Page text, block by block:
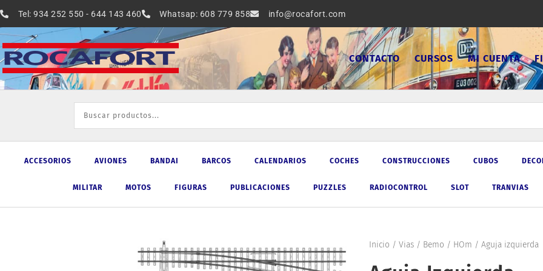
al
contenido
Tel: 934 252 550 - 644 143 460 Whatsap: 608 779 858 info@rocafort.com
CONTACTO CURSOS MI CUENTA
ACCESORIOS AVIONES BANDAI BARCOS CALENDARIOS COCHES CONSTRUCCIONES CUBOS
MILITAR MOTOS FIGURAS PUBLICACIONES PUZZLES RADIOCONTROL SLOT TRANVIAS
Inicio / Vias/ Bemo / HOm / Aguja izquierda